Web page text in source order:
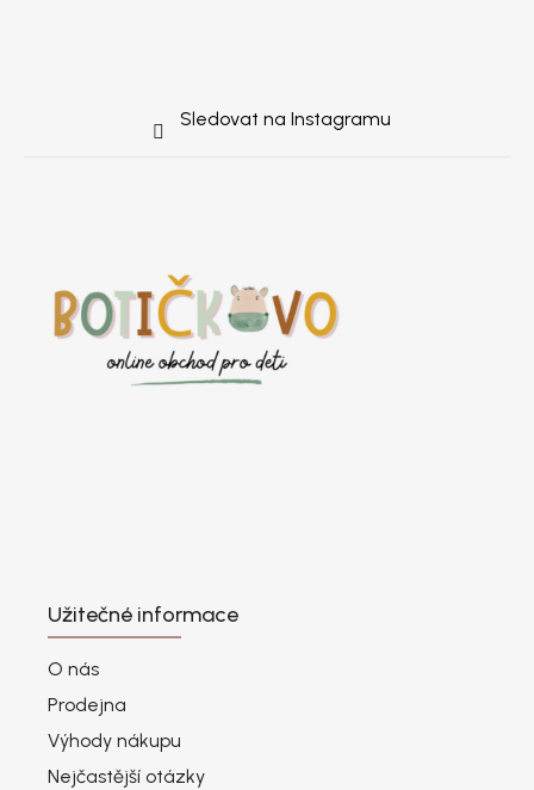
Sledovat na Instagramu
Užitečné informace
O nás
Prodejna
Výhody nákupu
Nejčastější otázky